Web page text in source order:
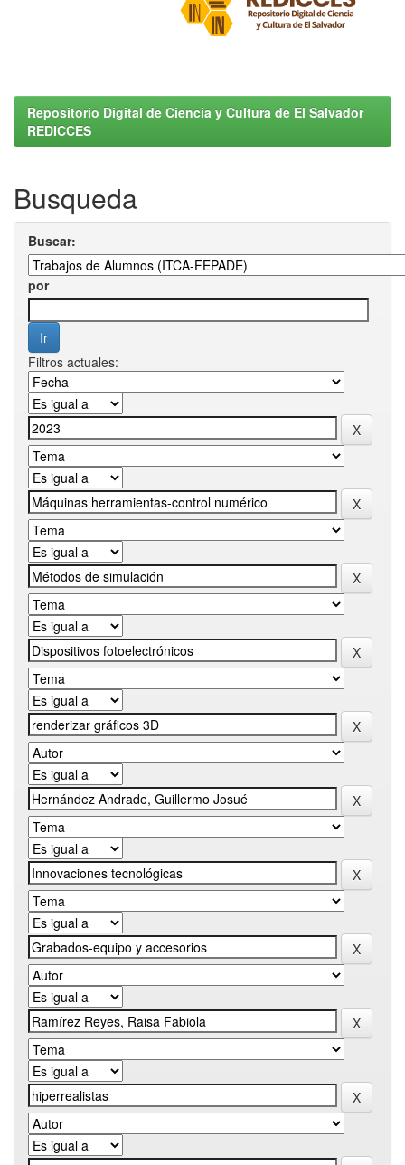
Repositorio Digital de Ciencia y Cultura de El Salvador
REDICCES
Busqueda
Buscar:
por
Filtros actuales: